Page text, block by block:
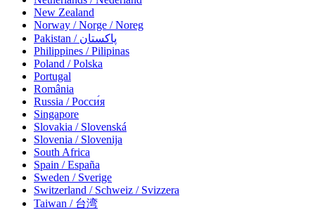
New Zealand
Norway / Norge / Noreg
Pakistan / پاکستان
Philippines / Pilipinas
Poland / Polska
Portugal
România
Russia / Росси́я
Singapore
Slovakia / Slovenská
Slovenia / Slovenija
South Africa
Spain / España
Sweden / Sverige
Switzerland / Schweiz / Svizzera
Taiwan / 台湾